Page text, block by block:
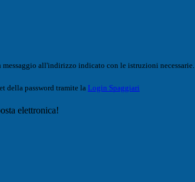
messaggio all'indirizzo indicato con le istruzioni necessarie.
della password tramite la Login Spaggiari
elettronica!